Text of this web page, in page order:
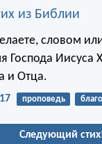
из Библии
словом
Господа Иисуса
и Отца.
проповедь
Следующий